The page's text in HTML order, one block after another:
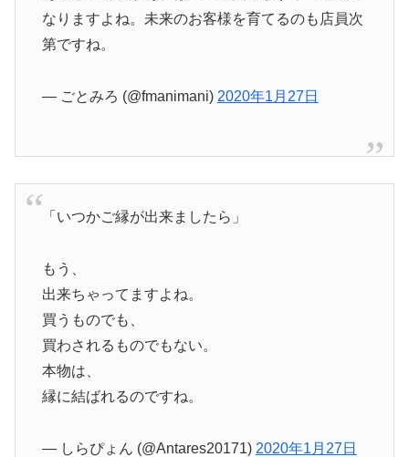
なりますよね。未来のお客様を育てるのも店員次
第ですね。
— ごとみろ (@fmanimani) 2020年1月27日
「いつかご縁が出来ましたら」
もう、
出来ちゃってますよね。
買うものでも、
買わされるものでもない。
本物は、
縁に結ばれるのですね。
— しらぴょん (@Antares20171) 2020年1月27日